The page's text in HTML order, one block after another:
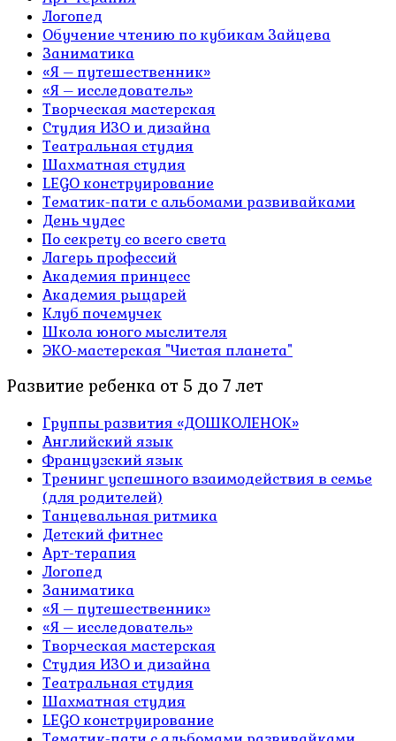
Логопед
Обучение чтению по кубикам Зайцева
Заниматика
«Я – путешественник»
«Я – исследователь»
Творческая мастерская
Студия ИЗО и дизайна
Театральная студия
Шахматная студия
LEGO конструирование
Тематик-пати с альбомами развивайками
День чудес
По секрету со всего света
Лагерь профессий
Академия принцесс
Академия рыцарей
Клуб почемучек
Школа юного мыслителя
ЭКО-мастерская "Чистая планета"
Развитие ребенка от 5 до 7 лет
Группы развития «ДОШКОЛЕНОК»
Английский язык
Французский язык
Тренинг успешного взаимодействия в семье
(для родителей)
Танцевальная ритмика
Детский фитнес
Арт-терапия
Логопед
Заниматика
«Я – путешественник»
«Я – исследователь»
Творческая мастерская
Студия ИЗО и дизайна
Театральная студия
Шахматная студия
LEGO конструирование